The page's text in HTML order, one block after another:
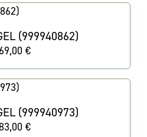
(999940862)
69,00 €
(999940973)
€